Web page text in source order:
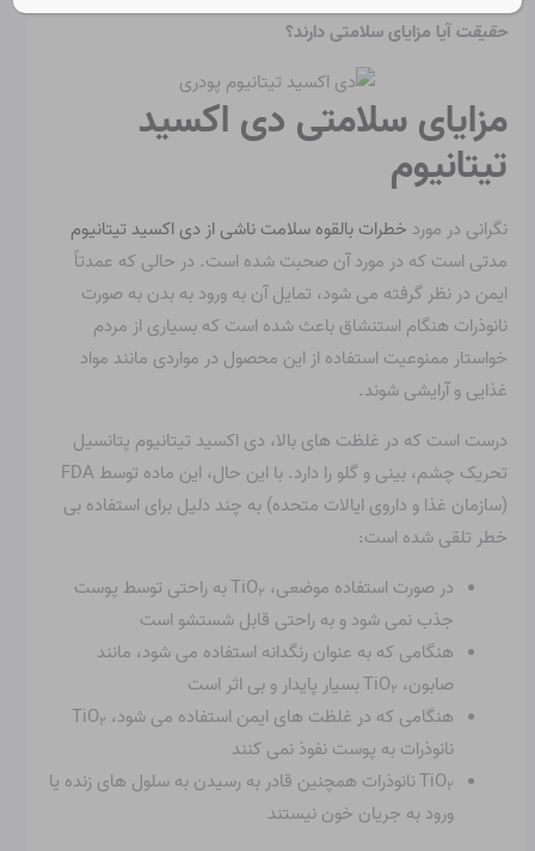
حقیقتآیا مزایای سلامتی دارند؟
مزایای سلامتی دی اکسید
تیتانیوم
نگرانی در مورد خطرات بالقوه سلامت ناشی از دی اکسید تیتانیوم
مدتی است که در مورد آن صحبت شده است. در حالی که عمدتاً
ایمن در نظر گرفته می شود، تمایل آن به ورود به بدن به صورت
نانوذرات هنگام استنشاق باعث شده است که بسیاری از مردم
خواستار ممنوعیت استفاده از این محصول در مواردی مانند مواد
غذایی و آرایشی شوند.
درست است که در غلظت های بالا، دی اکسید تیتانیوم پتانسیل
تحریک چشم، بینی و گلو را دارد. با این حال، این ماده توسط FDA
(سازمان غذا و داروی ایالات متحده) به چند دلیل برای استفاده بی
خطر تلقی شده است:
در صورت استفاده موضعی، TiO ۲
به راحتی توسط پوست
جذب نمی شود و به راحتی قابل شستشو است
هنگامی که به عنوان رنگدانه استفاده می شود، مانند
صابون، TiO ۲
بسیار پایدار و بی اثر است
هنگامی که در غلظت های ایمن استفاده می شود، TiO ۲
نانوذرات به پوست نفوذ نمی کنند
TiO۲
نانوذرات همچنین قادر به رسیدن به سلول های زنده یا
ورود به جریان خون نیستند